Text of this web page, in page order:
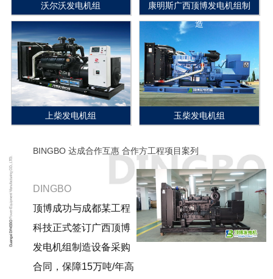
沃尔沃发电机组
康明斯广西顶博发电机组制
造
上柴发电机组 玉柴发电机组
BINGBO 达成合作互惠 合作方工程项目案列
DINGBO
顶博成功与成都某工程
科技正式签订广西顶博
发电机组制造设备采购
合同，保障15万吨/年高